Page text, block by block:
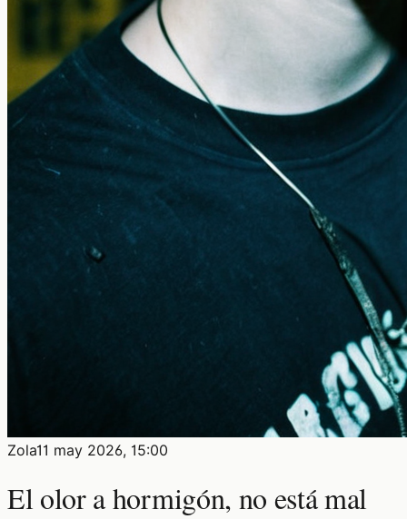
Zola11 may 2026, 15:00
El olor a hormigón, no está mal